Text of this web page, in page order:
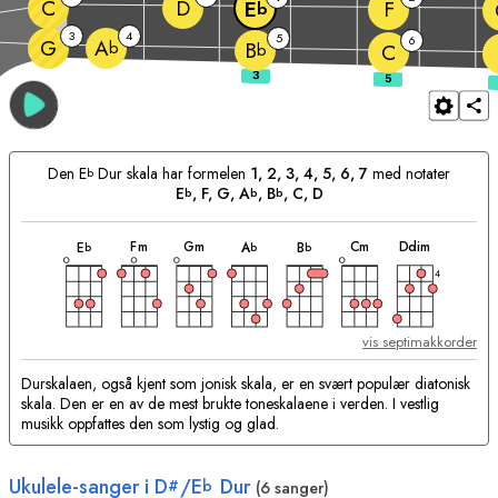
G 3 Ab 4
Bb 5 C 6
C D Eb F
Den Eb Dur skala har formelen 1, 2, 3, 4, 5, 6, 7 med notater
Eb, F, G, Ab, Bb, C, D
akkorder: Eb
akkord
Fm
akkord
Gm
akkord
Ab
akkord
Bb
akkord
Cm
akkord
Ddim
akkord
4
vis septimakkorder
Durskalaen, også kjent som jonisk skala, er en svært populær diatonisk
skala. Den er en av de mest brukte toneskalaene i verden. I vestlig
musikk oppfattes den som lystig og glad.
Ukulele-sanger i D#/Eb Dur (6 sanger)